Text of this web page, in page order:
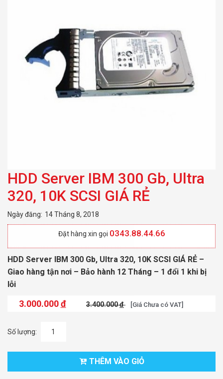
HDD Server IBM 300 Gb, Ultra
320, 10K SCSI GIÁ RẺ
Ngày đăng: 14 Tháng 8, 2018
Đặt hàng xin gọi 0343.88.44.66
HDD Server IBM 300 Gb, Ultra 320, 10K SCSI GIÁ RẺ –
Giao hàng tận nơi – Bảo hành 12 Tháng – 1 đổi 1 khi bị
lỗi
3.000.000đ 3.400.000đ [Giá Chưa có VAT]
Số lượng:
THÊM VÀO GIỎ